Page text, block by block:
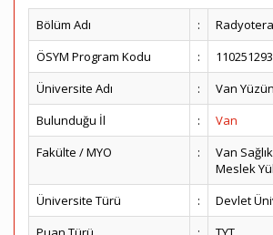
Bölüm Adı :
ÖSYM Program Kodu
:
110251293
Üniversite Adı
:
Van
Bulunduğu İl
:
Van
Fakülte / MYO
:
Van
Meslek
Üniversite Türü
:
Devlet